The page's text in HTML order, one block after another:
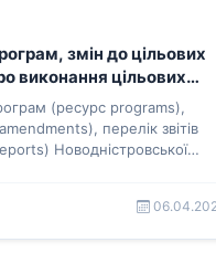
змін до цільових
виконання цільових
міської ради
(ресурс programs),
перелік звітів
Новодністровської